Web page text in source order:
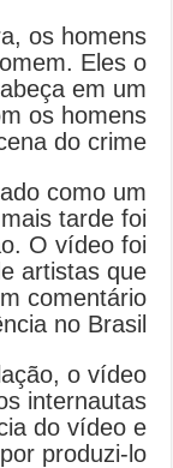
os homens
Eles o
em um
os homens
do crime.
como um
tarde foi
O vídeo foi
artistas que
comentário
no Brasil.
o vídeo
internautas
do vídeo e
produzi-lo.